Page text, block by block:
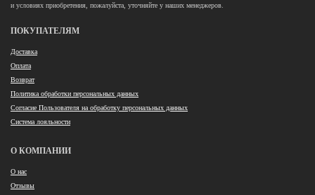
и условиях приобретения, пожалуйста, уточняйте у наших менеджеров.
ПОКУПАТЕЛЯМ
Доставка
Оплата
Возврат
Политика обработки персональных данных
Согласие Пользователя на обработку персональных данных
Система лояльности
О КОМПАНИИ
О нас
Отзывы